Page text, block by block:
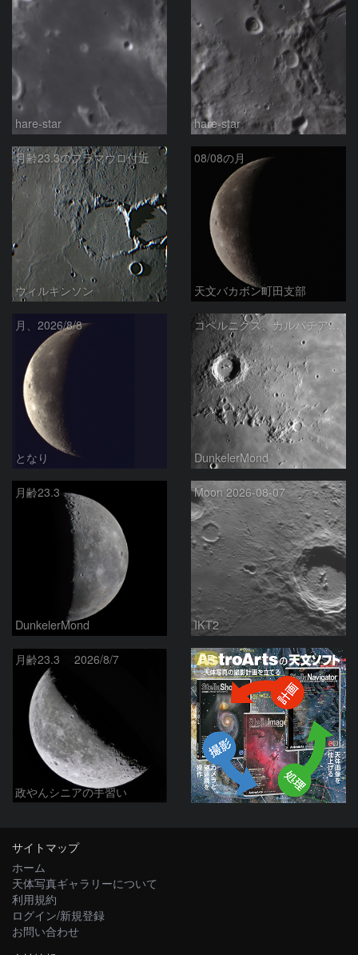
hare-star hare-star
月齢23.3のフラマウロ付近
ウィルキンソン
08/08の月
天文バカボン町田支部
月、2026/8/8
となり
コペルニクス、カルパチア山脈付近
DunkelerMond
月齢23.3
DunkelerMond
Moon 2026-08-07
IKT2
月齢23.3 2026/8/7
政やんシニアの手習い
PR
サイトマップ
ホーム
天体写真ギャラリーについて
利用規約
ログイン/新規登録
お問い合わせ